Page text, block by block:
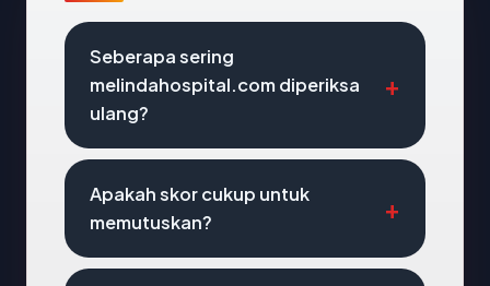
Seberapa sering
melindahospital.com diperiksa
ulang?
Apakah skor cukup untuk
memutuskan?